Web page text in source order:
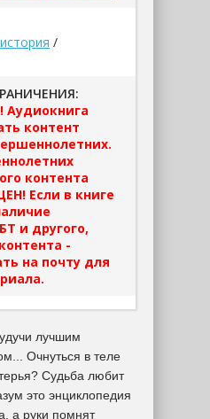
/
Аудиокнига
контент
контента
Если в книге
и другого,
-
на почту для
лучшим
Очнуться в теле
Судьба любит
это энциклопедия
а руки помнят